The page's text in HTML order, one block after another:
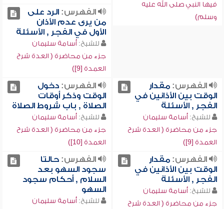
فيها النبي صلى الله عليه
وسلم)
الفهرس:الرد على
من يرى عدم الأذان
الأول في الفجر , الأسئلة
للشيخ: أسامة سليمان
جزء من محاضرة ( العدة شرح
العمدة [9])
الفهرس:مقدار
الوقت بين الأذانين في
الفجر , الأسئلة
للشيخ: أسامة سليمان
جزء من محاضرة ( العدة شرح
العمدة [9])
الفهرس:دخول
الوقت وذكر أوقات
الصلاة , باب شروط الصلاة
للشيخ: أسامة سليمان
جزء من محاضرة ( العدة شرح
العمدة [10])
الفهرس:مقدار
الوقت بين الأذانين في
الفجر , الأسئلة
للشيخ: أسامة سليمان
جزء من محاضرة ( العدة شرح
الفهرس:حالتا
سجود السهو بعد
السلام , أحكام سجود
السهو
للشيخ: أسامة سليمان